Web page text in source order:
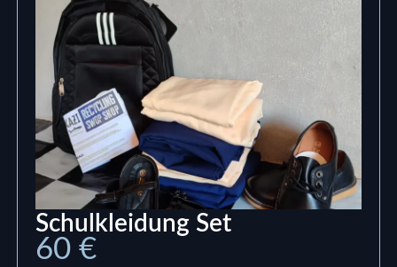
Schulkleidung Set
60 €